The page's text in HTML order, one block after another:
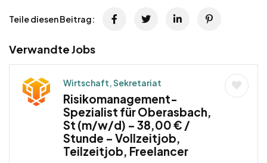
Teile diesen Beitrag:
Verwandte Jobs
Wirtschaft, Sekretariat
Risikomanagement-
Spezialist für Oberasbach,
St (m/w/d) – 38,00 € /
Stunde – Vollzeitjob,
Teilzeitjob, Freelancer